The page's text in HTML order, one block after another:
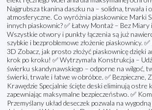
Najgrubsza tkanina daszku na – solidna, trwała i
atmosferyczne. Co wyróżnia piaskownice Marki
innych piaskownic? ✅ Łatwy Montaż – Bez
Wszystkie otwory i punkty łączenia są już
szybkie i bezproblemowe złożenie piaskownicy.
3D Zobacz, jak prosto złożyć piaskownicę dzięki
krok po kroku! ✅ Wytrzymała Konstrukcja –
świerku skandynawskiego – odporne na wilgoć,
świerki, trwałe i łatwe w obróbce. ✅ Bezpieczne,
Krawędzie Specjalnie ścięte deski eliminują ostre
zapewniając maksymalne bezpieczeństwo. ✅
Przemyślany układ deseczek pozwala na